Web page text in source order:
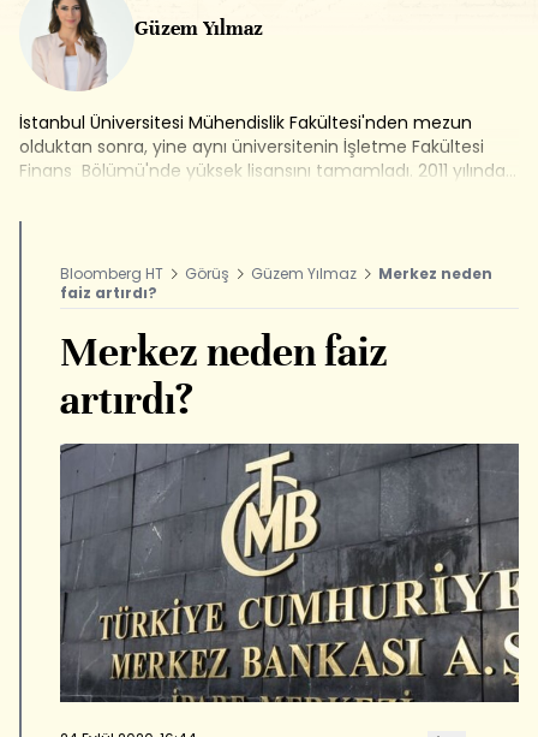
Güzem Yılmaz
İstanbul Üniversitesi Mühendislik Fakültesi'nden mezun
olduktan sonra, yine aynı üniversitenin İşletme Fakültesi
Finans Bölümü'nde yüksek lisansını tamamladı. 2011 yılında
araştırmalar departmanlarında görev aldı. 2013 Haziranı'nda
şu anda Fokus, Girişimcilik Dünyası ve Piyasa Hattı
programlarını sunuyor.
Bloomberg HT Görüş Güzem Yılmaz
Merkez neden
faiz artırdı?
Merkez neden faiz
artırdı?